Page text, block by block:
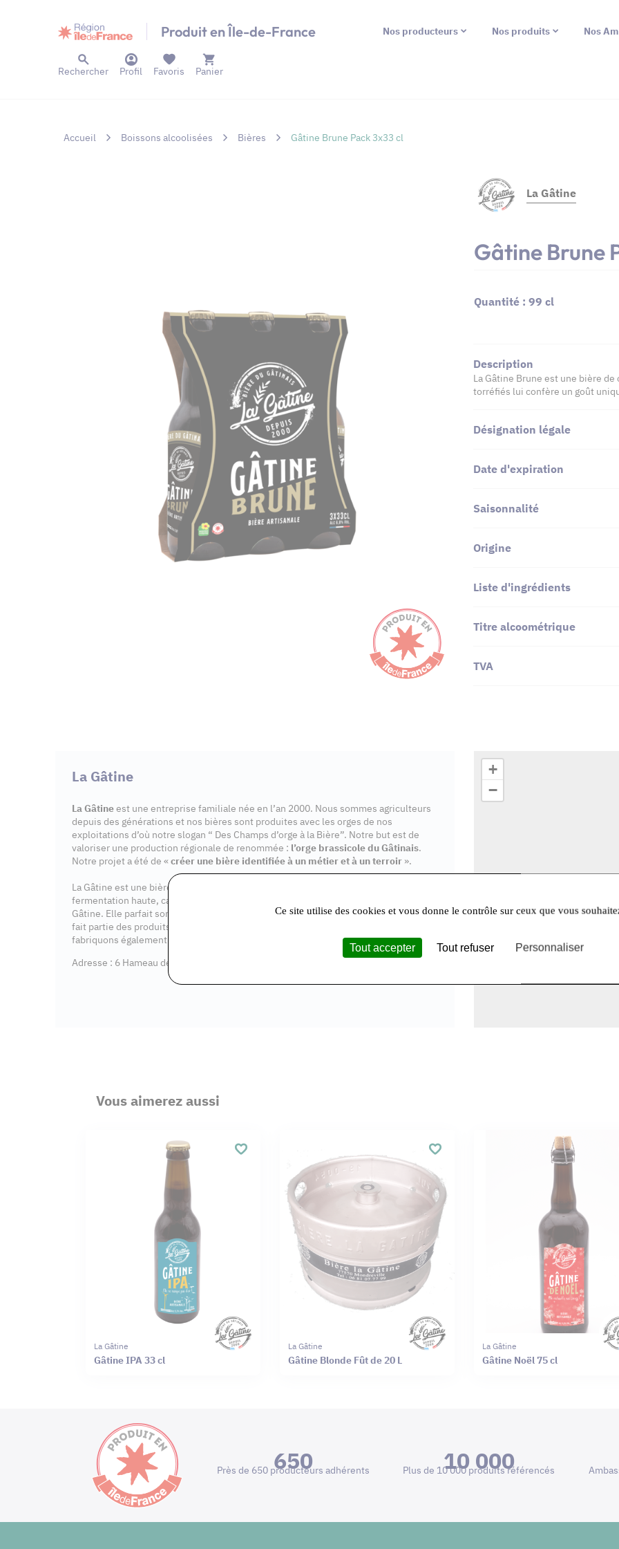
Produit en Île-de-France Nos producteurs Nos produits Nos
Rechercher Profil Panier
Favoris
Accueil Boissons alcoolisées Bières Gâtine Brune Pack 3x33 cl
La Gâtine
Gâtine Brune
Quantité : 99 cl
Description
La Gâtine Brune est une bière
torréfiés lui confère un goût
Désignation légale
Date d'expiration
Saisonnalité
Origine
Liste d'ingrédients
Titre alcoométrique
TVA
La Gâtine
La Gâtineest une entreprise familiale née en l’an 2000. Nous sommes agriculteurs
depuis des générations et nos bières sont produites avec les orges de nos
exploitations d’où notre slogan “ Des Champs d’orge à la Bière”. Notre but est de
valoriser une production régionale de renommée : l’orge brassicole du Gâtinais.
Notre projet a été de «créer une bière identifiée à un métier et à un terroir ».
La Gâtine est une bière artisanale, riche en malt, non filtrée, non pasteurisée. La
fermentation haute, caractéristique du brassage à l’ancienne, libère les arômes de la
Gâtine. Elle parfait son bouquet grâce à la refermentation en bouteille. Notre bière
fait partie des produits du terroir de SEINE ET MARNE. Avec notre bière nous
fabriquons également du vinaigre de bière.
Adresse : 6 Hameau de Pilvernier, 77570 Gironville
+
−
Vous aimerez aussi
La Gâtine
Gâtine IPA 33 cl
La Gâtine
Gâtine Blonde Fût de 20 L
La Gâtine
Gâtine Noël 75 cl
650
Près de 650 producteurs adhérents 10 000
Plus de 10 000 produits référencés
Ce site utilise des cookies et vous donne le contrôle sur ceux que vous
Tout accepter Tout refuser Personnaliser